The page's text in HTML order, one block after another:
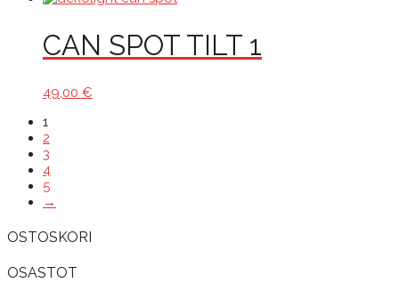
CAN SPOT TILT 1
49,00 €
1
2
3
4
5
→
OSTOSKORI
OSASTOT